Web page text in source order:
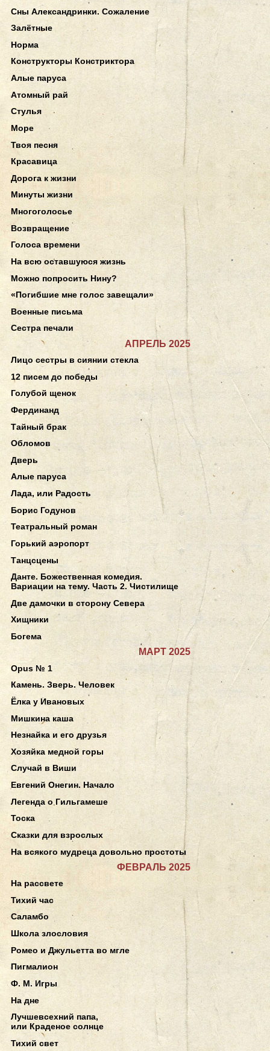
Сны Александринки. Сожаление
Залётные
Норма
Конструкторы Констриктора
Алые паруса
Атомный рай
Стулья
Море
Твоя песня
Красавица
Дорога к жизни
Минуты жизни
Многоголосье
Возвращение
Голоса времени
На всю оставшуюся жизнь
Можно попросить Нину?
«Погибшие мне голос завещали»
Военные письма
Сестра печали
АПРЕЛЬ 2025
Лицо сестры в сиянии стекла
12 писем до победы
Голубой щенок
Фердинанд
Тайный брак
Обломов
Дверь
Алые паруса
Лада, или Радость
Борис Годунов
Театральный роман
Горький аэропорт
Танцсцены
Данте. Божественная комедия.
Вариации на тему. Часть 2. Чистилище
Две дамочки в сторону Севера
Хищники
Богема
МАРТ 2025
Opus № 1
Камень. Зверь. Человек
Ёлка у Ивановых
Мишкина каша
Незнайка и его друзья
Хозяйка медной горы
Случай в Виши
Евгений Онегин. Начало
Легенда о Гильгамеше
Тоска
Сказки для взрослых
На всякого мудреца довольно простоты
ФЕВРАЛЬ 2025
На рассвете
Тихий час
Саламбо
Школа злословия
Ромео и Джульетта во мгле
Пигмалион
Ф. М. Игры
На дне
Лучшевсехний папа,
или Краденое солнце
Тихий свет